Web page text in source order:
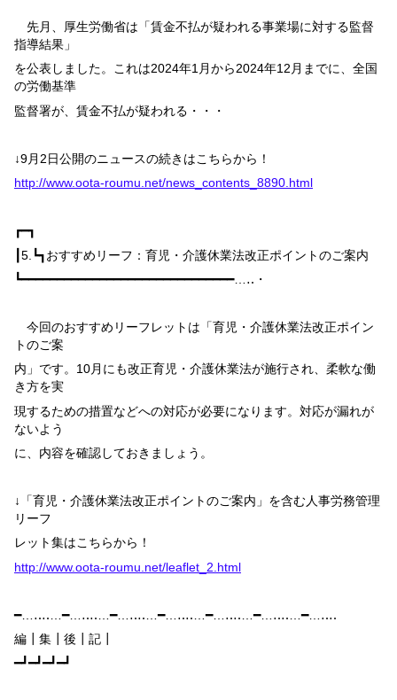
先月、厚生労働省は「賃金不払が疑われる事業場に対する監督
指導結果」
を公表しました。これは2024年1月から2024年12月までに、全国
の労働基準
監督署が、賃金不払が疑われる・・・
↓9月 2日公開のニュースの続きはこちらから！
http://www.oota-roumu.net/news_contents_8890.html
┏━┓
5. ┗┓おすすめリーフ：育児・介護休業法改正ポイントのご案内
┗━━━━━━━━━━━━━━━━━━━━━━━━━━━━━━…‥・
今回のおすすめリーフレットは「育児・介護休業法改正ポイン
トのご案
内」です。 10月にも改正育児・介護休業法が施行され、柔軟な働
き方を実
現するための措置などへの対応が必要になります。対応が漏れが
ないよう
に、内容を確認しておきましょう。
↓「育児・介護休業法改正ポイントのご案内」を含む人事労務管理
リーフ
レット集はこちらから！
http://www.oota-roumu.net/leaflet_2.html
━…‥‥…━…‥‥…━…‥‥…━…‥‥…━…‥‥…━…‥‥…━…‥‥
編┃集┃後┃記┃
━┛━┛━┛━┛